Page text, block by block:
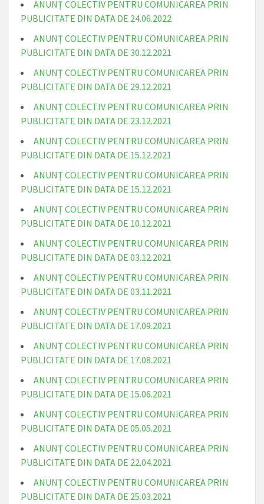
ANUNȚ COLECTIV PENTRU COMUNICAREA PRIN
PUBLICITATE DIN DATA DE 24.06.2022
ANUNȚ COLECTIV PENTRU COMUNICAREA PRIN
PUBLICITATE DIN DATA DE 30.12.2021
ANUNȚ COLECTIV PENTRU COMUNICAREA PRIN
PUBLICITATE DIN DATA DE 29.12.2021
ANUNȚ COLECTIV PENTRU COMUNICAREA PRIN
PUBLICITATE DIN DATA DE 23.12.2021
ANUNȚ COLECTIV PENTRU COMUNICAREA PRIN
PUBLICITATE DIN DATA DE 15.12.2021
ANUNȚ COLECTIV PENTRU COMUNICAREA PRIN
PUBLICITATE DIN DATA DE 15.12.2021
ANUNȚ COLECTIV PENTRU COMUNICAREA PRIN
PUBLICITATE DIN DATA DE 10.12.2021
ANUNȚ COLECTIV PENTRU COMUNICAREA PRIN
PUBLICITATE DIN DATA DE 03.12.2021
ANUNȚ COLECTIV PENTRU COMUNICAREA PRIN
PUBLICITATE DIN DATA DE 03.11.2021
ANUNȚ COLECTIV PENTRU COMUNICAREA PRIN
PUBLICITATE DIN DATA DE 17.09.2021
ANUNȚ COLECTIV PENTRU COMUNICAREA PRIN
PUBLICITATE DIN DATA DE 17.08.2021
ANUNȚ COLECTIV PENTRU COMUNICAREA PRIN
PUBLICITATE DIN DATA DE 15.06.2021
ANUNȚ COLECTIV PENTRU COMUNICAREA PRIN
PUBLICITATE DIN DATA DE 05.05.2021
ANUNȚ COLECTIV PENTRU COMUNICAREA PRIN
PUBLICITATE DIN DATA DE 22.04.2021
ANUNȚ COLECTIV PENTRU COMUNICAREA PRIN
PUBLICITATE DIN DATA DE 25.03.2021